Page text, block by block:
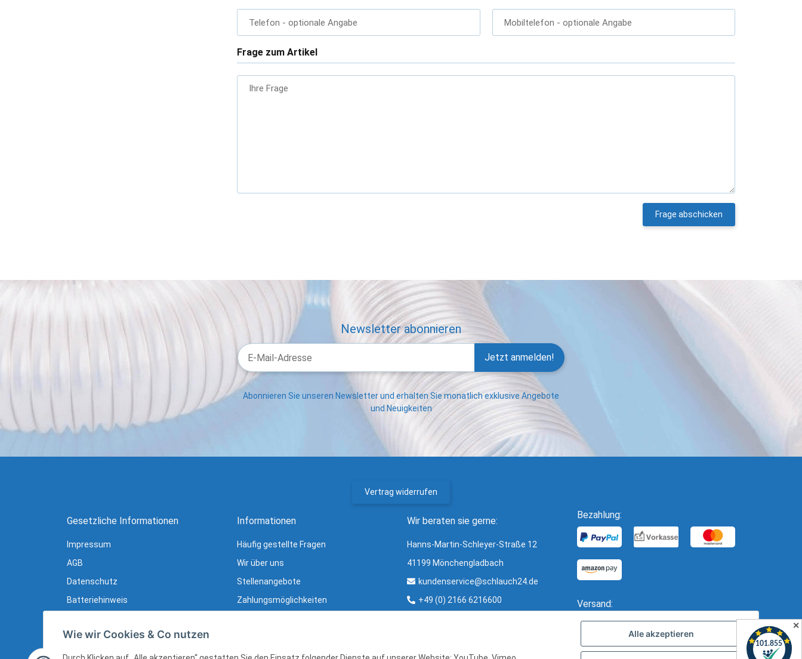
Telefon - optionale Angabe Mobiltelefon - optionale Angabe
Frage zum Artikel
Ihre Frage
Frage abschicken
Newsletter abonnieren
Jetzt anmelden!
Abonnieren Sie unseren Newsletter und erhalten Sie monatlich exklusive Angebote
und Neuigkeiten
Vertrag widerrufen
Gesetzliche Informationen
Impressum
AGB
Datenschutz
Batteriehinweis
Widerrufsrecht
Widerrufsrecht (B2B)
Informationen
Häufig gestellte Fragen
Wir über uns
Stellenangebote
Zahlungsmöglichkeiten
Ratgeber & Glossar
Wir beraten sie gerne:
Hanns-Martin-Schleyer-Straße 12
41199 Mönchengladbach
kundenservice@schlauch24.de
+49 (0) 2166 6216600
Bezahlung:
Versand:
Wie wir Cookies & Co nutzen Alle akzeptieren
✕